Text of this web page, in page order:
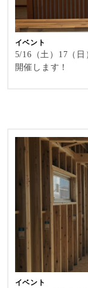
イベント
5/16（土）17（
開催します！
イベント